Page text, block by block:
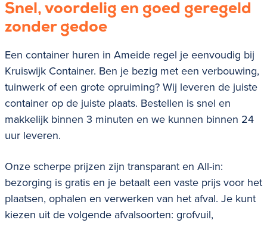
Snel, voordelig en goed geregeld
zonder gedoe
Een container huren in Ameide regel je eenvoudig bij
Kruiswijk Container. Ben je bezig met een verbouwing,
tuinwerk of een grote opruiming? Wij leveren de juiste
container op de juiste plaats. Bestellen is snel en
makkelijk binnen 3 minuten en we kunnen binnen 24
uur leveren.
Onze scherpe prijzen zijn transparant en All-in:
bezorging is gratis en je betaalt een vaste prijs voor het
plaatsen, ophalen en verwerken van het afval. Je kunt
kiezen uit de volgende afvalsoorten: grofvuil,